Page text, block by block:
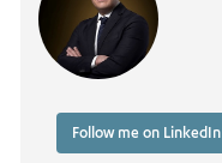
Follow me on LinkedIn